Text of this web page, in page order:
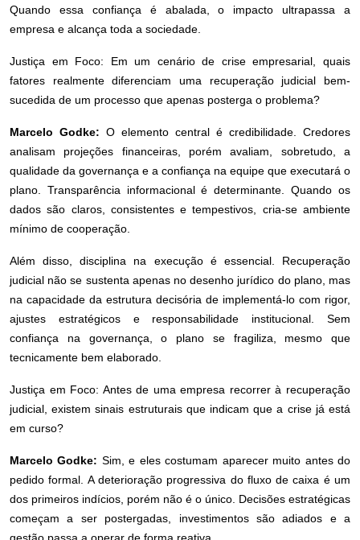
Quando essa confiança é abalada, o impacto ultrapassa a
empresa e alcança toda a sociedade.
Justiça em Foco: Em um cenário de crise empresarial, quais
fatores realmente diferenciam uma recuperação judicial bem-
sucedida de um processo que apenas posterga o problema?
Marcelo Godke: O elemento central é credibilidade. Credores
analisam projeções financeiras, porém avaliam, sobretudo, a
qualidade da governança e a confiança na equipe que executará o
plano. Transparência informacional é determinante. Quando os
dados são claros, consistentes e tempestivos, cria-se ambiente
mínimo de cooperação.
Além disso, disciplina na execução é essencial. Recuperação
judicial não se sustenta apenas no desenho jurídico do plano, mas
na capacidade da estrutura decisória de implementá-lo com rigor,
ajustes estratégicos e responsabilidade institucional. Sem
confiança na governança, o plano se fragiliza, mesmo que
tecnicamente bem elaborado.
Justiça em Foco: Antes de uma empresa recorrer à recuperação
judicial, existem sinais estruturais que indicam que a crise já está
em curso?
Marcelo Godke: Sim, e eles costumam aparecer muito antes do
pedido formal. A deterioração progressiva do fluxo de caixa é um
dos primeiros indícios, porém não é o único. Decisões estratégicas
começam a ser postergadas, investimentos são adiados e a